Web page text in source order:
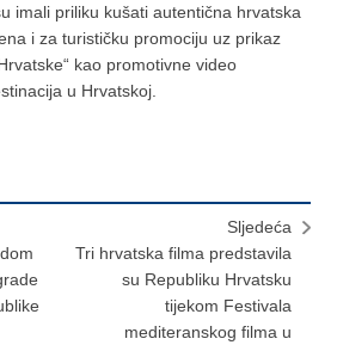
imali priliku kušati autentična hrvatska
i za turističku promociju uz prikaz
kao promotivne video
u Hrvatskoj.
Sljedeća
Tri hrvatska filma predstavila
su Republiku Hrvatsku
tijekom Festivala
mediteranskog filma u